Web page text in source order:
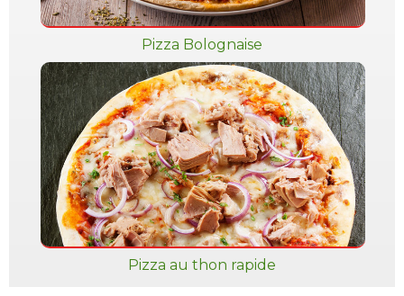
Pizza Bolognaise
Pizza au thon rapide